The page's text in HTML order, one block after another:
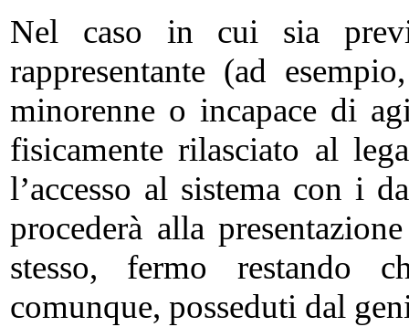
Nel caso in cui sia
rappresentante (ad
minorenne o incapace di
fisicamente rilasciato al
l’accesso al sistema con i
procederà alla
stesso, fermo restando
comunque, posseduti dal